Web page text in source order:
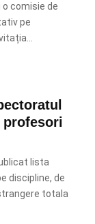
o comisie de
pe
profesori
lista
discipline, de
totala